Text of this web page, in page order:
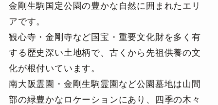
金剛生駒国定公園の豊かな自然に囲まれたエリ
アです。
観心寺・金剛寺など国宝・重要文化財を多く有
する歴史深い土地柄で、古くから先祖供養の文
化が根付いています。
南大阪霊園・金剛生駒霊園など公園墓地は山間
部の緑豊かなロケーションにあり、四季の木々